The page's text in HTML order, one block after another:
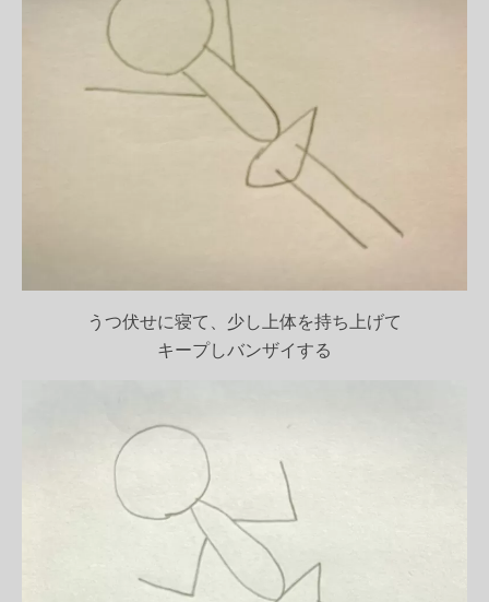
うつ伏せに寝て、少し上体を持ち上げて
キープしバンザイする